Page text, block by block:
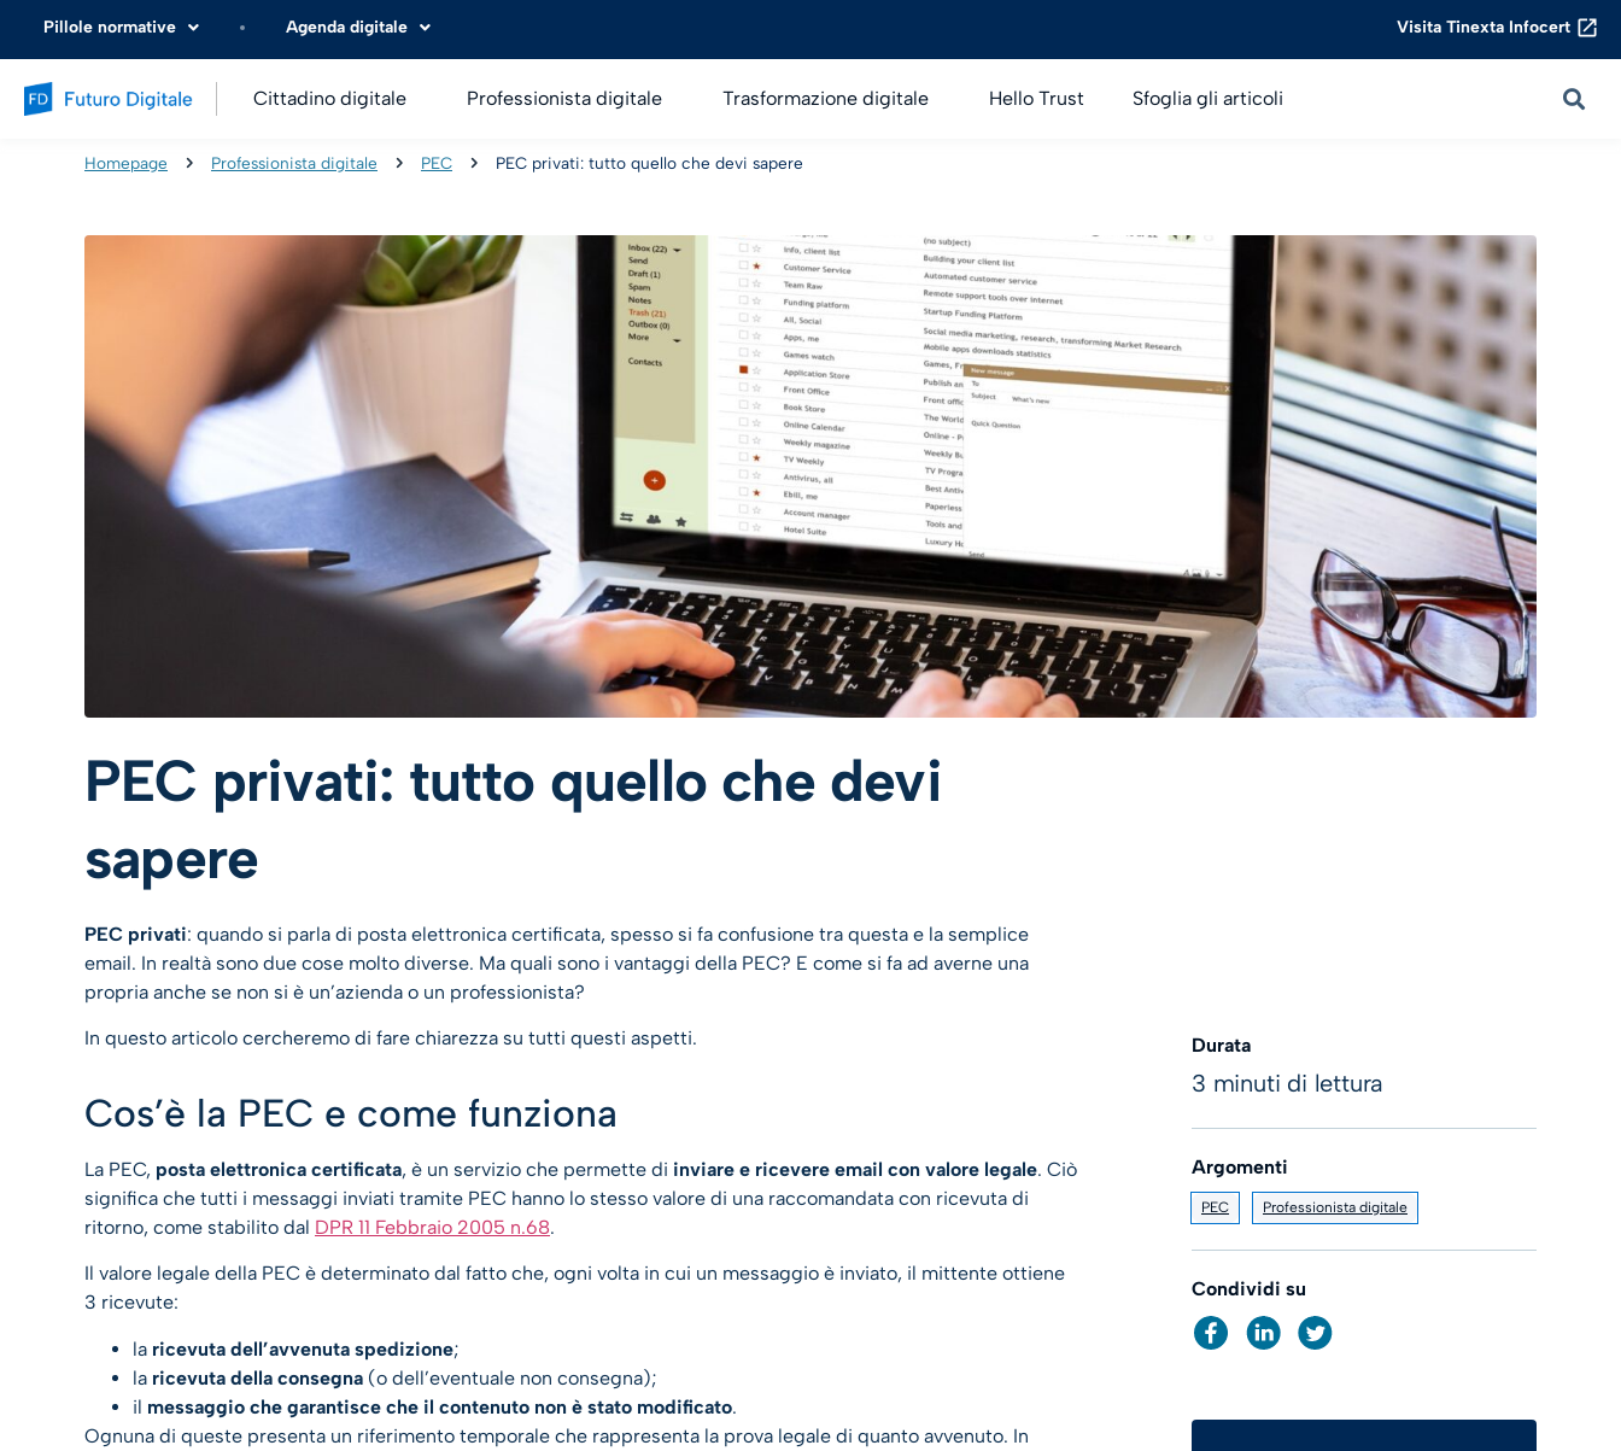
Pillole normative Agenda digitale Visita Tinexta Infocert
Cittadino digitale Professionista digitale Trasformazione digitale Hello Trust Sfoglia gli articoli
Homepage Professionista digitale PEC PEC privati: tutto quello che devi sapere
PEC privati: tutto quello che devi
sapere
PEC privati: quando si parla di posta elettronica certificata, spesso si fa confusione tra questa e la semplice
email. In realtà sono due cose molto diverse. Ma quali sono i vantaggi della PEC? E come si fa ad averne una
propria anche se non si è un’azienda o un professionista?
In questo articolo cercheremo di fare chiarezza su tutti questi aspetti.
Cos’è la PEC e come funziona
La PEC, posta elettronica certificata, è un servizio che permette di inviare e ricevere email con valore legale. Ciò
significa che tutti i messaggi inviati tramite PEC hanno lo stesso valore di una raccomandata con ricevuta di
ritorno, come stabilito dal DPR 11 Febbraio 2005 n.68.
Il valore legale della PEC è determinato dal fatto che, ogni volta in cui un messaggio è inviato, il mittente ottiene
3 ricevute:
la ricevuta dell’avvenuta spedizione;
la ricevuta della consegna (o dell’eventuale non consegna);
il messaggio che garantisce che il contenuto non è stato modificato.
Ognuna di queste presenta un riferimento temporale che rappresenta la prova legale di quanto avvenuto. In
Durata
3 minuti di lettura
Argomenti
PEC Professionista digitale
Condividi su